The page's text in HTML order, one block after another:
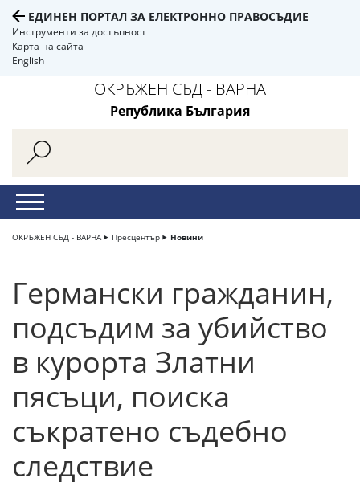
ЕДИНЕН ПОРТАЛ ЗА ЕЛЕКТРОННО ПРАВОСЪДИЕ
Инструменти за достъпност
Карта на сайта
English
ОКРЪЖЕН СЪД - ВАРНА
Република България
ОКРЪЖЕН СЪД - ВАРНА Пресцентър Новини
Германски гражданин,
подсъдим за убийство
в курорта Златни
пясъци, поиска
съкратено съдебно
следствие